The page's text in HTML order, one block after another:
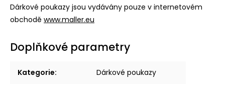
Dárkové poukazy jsou vydávány pouze v internetovém
obchodě www.maller.eu
Doplňkové parametry
Kategorie: Dárkové poukazy